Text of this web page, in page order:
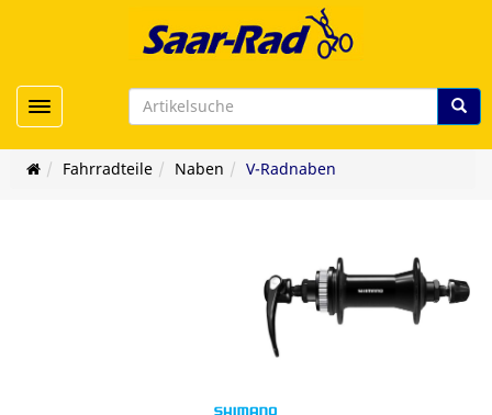
Toggle navigation
Fahrradteile Naben V-Radnaben